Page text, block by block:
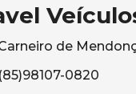
de
(85)98107-0820